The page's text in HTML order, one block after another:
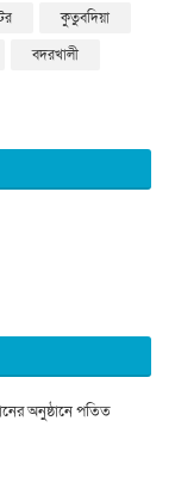
কুতুবদিয়া
বদরখালী
অনুষ্ঠানে পতিত